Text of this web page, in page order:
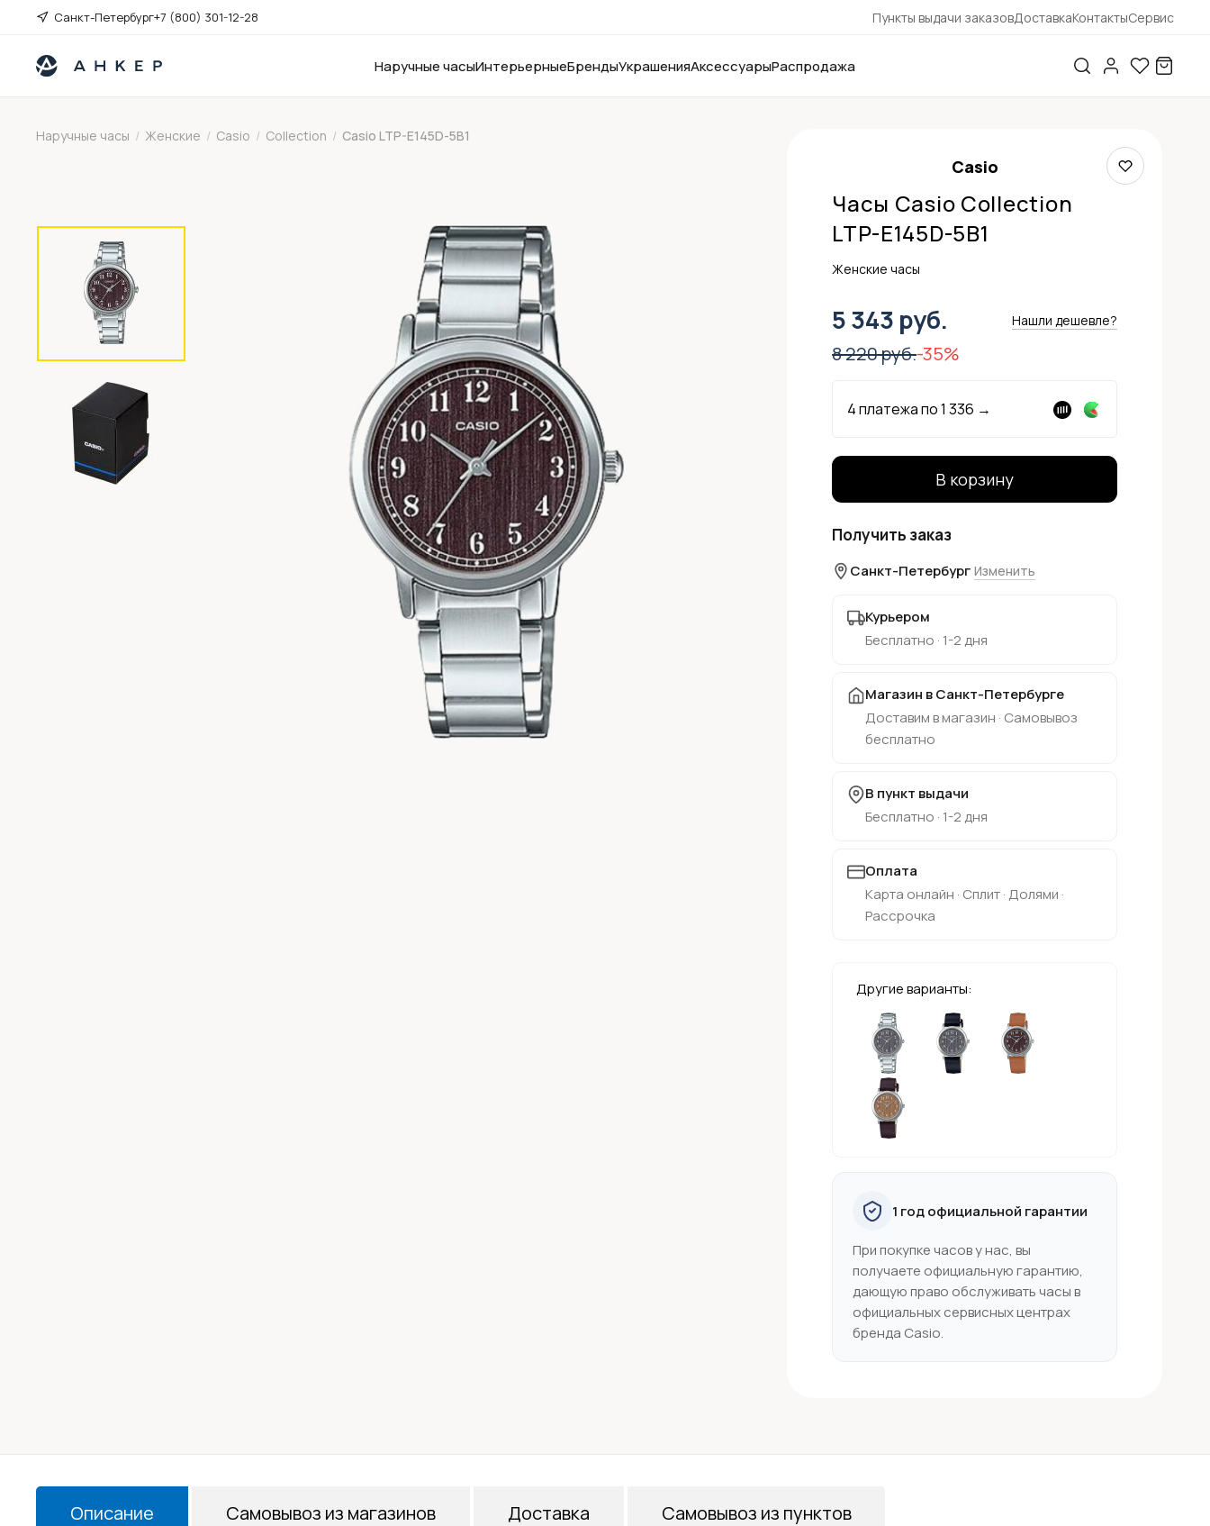
Санкт-Петербург+7 (800) 301-12-28 Пункты выдачи заказовДоставкаКонтактыСервис
Наручные часыИнтерьерныеБрендыУкрашенияАксессуарыРаспродажа
Наручные часы / Женские / Casio / Collection / Casio LTP-E145D-5B1
Casio
Часы Casio Collection
LTP-E145D-5B1
Женские часы
5 343 руб. Нашли дешевле?
8 220 руб.-35%
4 платежа по1 336 →
В корзину
Получить заказ
Санкт-Петербург Изменить
Курьером
Бесплатно · 1-2 дня
Магазин в Санкт-Петербурге
Доставим в магазин · Самовывоз
бесплатно
В пункт выдачи
Бесплатно · 1-2 дня
Оплата
Карта онлайн · Сплит · Долями ·
Рассрочка
Другие варианты:
1 год официальной гарантии
При покупке часов у нас, вы
получаете официальную гарантию,
дающую право обслуживать часы в
официальных сервисных центрах
бренда Casio.
Описание Самовывоз из магазинов Доставка Самовывоз из пунктов